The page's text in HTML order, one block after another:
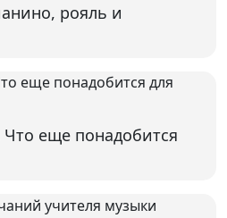
рояль и
Что еще понадобится